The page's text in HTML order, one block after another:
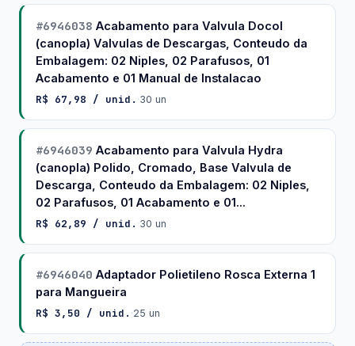
#6946038 Acabamento para Valvula Docol
(canopla) Valvulas de Descargas, Conteudo da
Embalagem: 02 Niples, 02 Parafusos, 01
Acabamento e 01 Manual de Instalacao
R$ 67,98 / unid. ·30 un
#6946039 Acabamento para Valvula Hydra
(canopla) Polido, Cromado, Base Valvula de
Descarga, Conteudo da Embalagem: 02 Niples,
02 Parafusos, 01 Acabamento e 01...
R$ 62,89 / unid. ·30 un
#6946040 Adaptador Polietileno Rosca Externa 1
para Mangueira
R$ 3,50 / unid. ·25 un